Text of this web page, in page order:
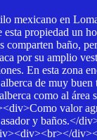
mexicano en
esta propiedad
baño,
por su amplio
En esta zona
de muy
como al
valor
y baños.</